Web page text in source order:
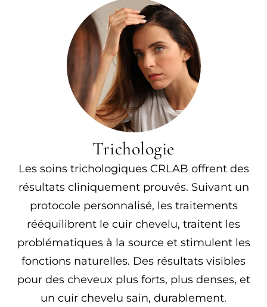
Trichologie
Les soins trichologiques CRLAB offrent des
résultats cliniquement prouvés. Suivant un
protocole personnalisé, les traitements
rééquilibrent le cuir chevelu, traitent les
problématiques à la source et stimulent les
fonctions naturelles. Des résultats visibles
pour des cheveux plus forts, plus denses, et
un cuir chevelu sain, durablement.